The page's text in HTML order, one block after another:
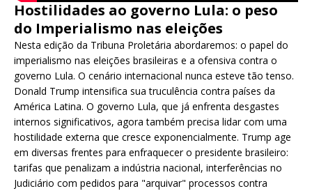
Hostilidades ao governo Lula: o peso
do Imperialismo nas eleições
Nesta edição da Tribuna Proletária abordaremos: o papel do
imperialismo nas eleições brasileiras e a ofensiva contra o
governo Lula. O cenário internacional nunca esteve tão tenso.
Donald Trump intensifica sua truculência contra países da
América Latina. O governo Lula, que já enfrenta desgastes
internos significativos, agora também precisa lidar com uma
hostilidade externa que cresce exponencialmente. Trump age
em diversas frentes para enfraquecer o presidente brasileiro:
tarifas que penalizam a indústria nacional, interferências no
Judiciário com pedidos para "arquivar" processos contra